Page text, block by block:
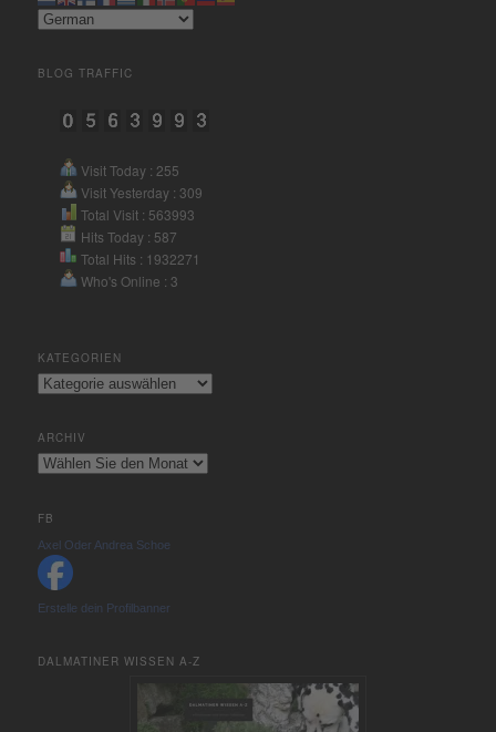
Consent Management Platform
BLOG TRAFFIC
Visit Today : 255
Visit Yesterday : 309
Total Visit : 563993
Hits Today : 587
Total Hits : 1932271
Who's Online : 3
KATEGORIEN
Kategorien
ARCHIV
Archiv
FB
Axel Oder Andrea Schoe
Erstelle dein Profilbanner
DALMATINER WISSEN A-Z